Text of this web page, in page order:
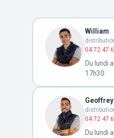
William
04 72 47
Du lundi
17h30
Geoffrey
04 72 47
Du lundi